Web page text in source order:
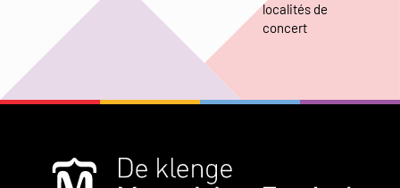
localités de
concert